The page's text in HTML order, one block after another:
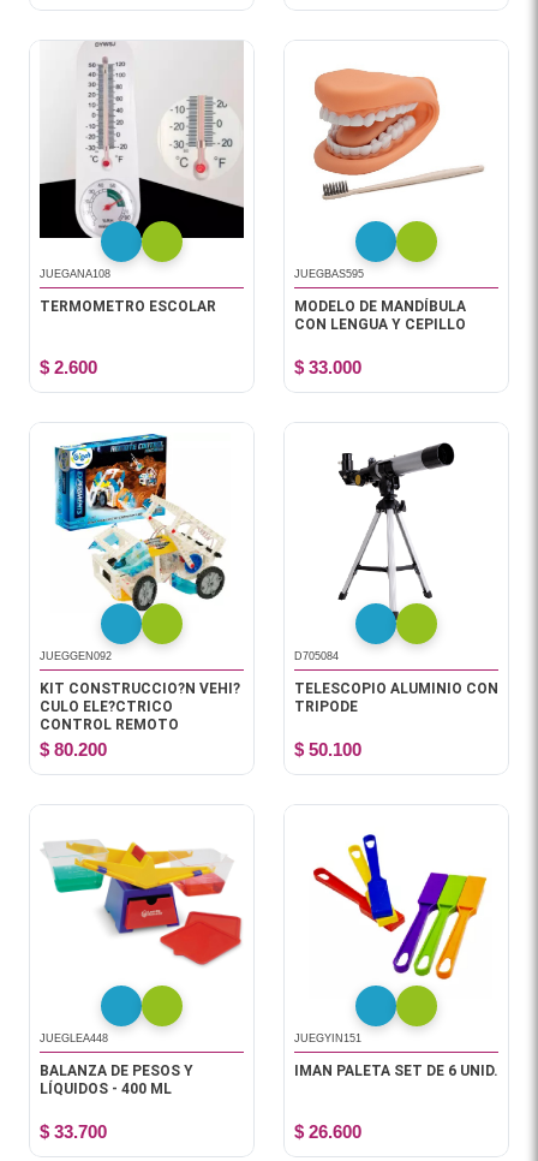
JUEGANA108
TERMOMETRO ESCOLAR
$ 2.600
JUEGBAS595
MODELO DE MANDÍBULA
CON LENGUA Y CEPILLO
$ 33.000
JUEGGEN092
KIT CONSTRUCCIO?N VEHI?
CULO ELE?CTRICO
CONTROL REMOTO
$ 80.200
D705084
TELESCOPIO ALUMINIO CON
TRIPODE
$ 50.100
JUEGLEA448
BALANZA DE PESOS Y
LÍQUIDOS - 400 ML
$ 33.700
JUEGYIN151
IMAN PALETA SET DE 6 UNID.
$ 26.600